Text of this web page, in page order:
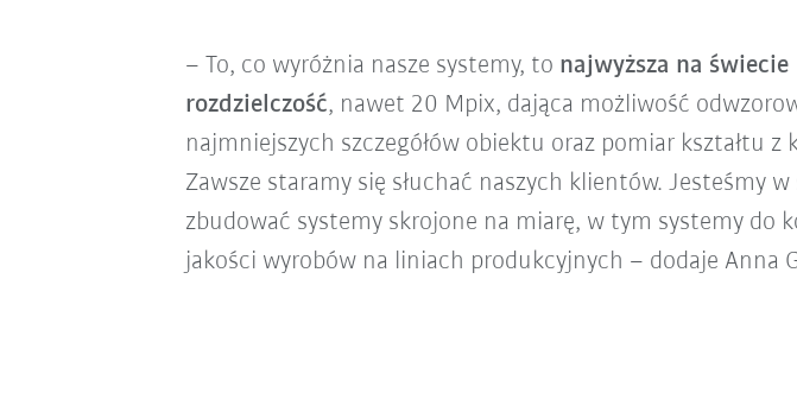
– To, co wyróżnia nasze systemy, to najwyższa na świecie
rozdzielczość, nawet 20 Mpix, dająca możliwość
najmniejszych szczegółów obiektu oraz pomiar kształtu z
Zawsze staramy się słuchać naszych klientów. Jesteśmy
zbudować systemy skrojone na miarę, w tym systemy do
jakości wyrobów na liniach produkcyjnych – dodaje Anna